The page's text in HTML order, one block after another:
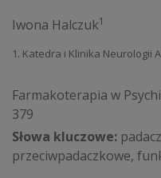
Iwona Halczuk1
1. Katedra i Klinika Neurologii
Farmakoterapia w
379
Słowa kluczowe:
przeciwpadaczkowe,